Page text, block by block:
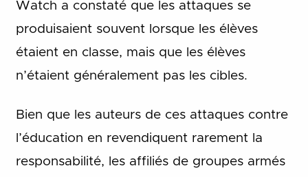
Watch a constaté que les attaques se
produisaient souvent lorsque les élèves
étaient en classe, mais que les élèves
n’étaient généralement pas les cibles.
Bien que les auteurs de ces attaques contre
l’éducation en revendiquent rarement la
responsabilité, les affiliés de groupes armés